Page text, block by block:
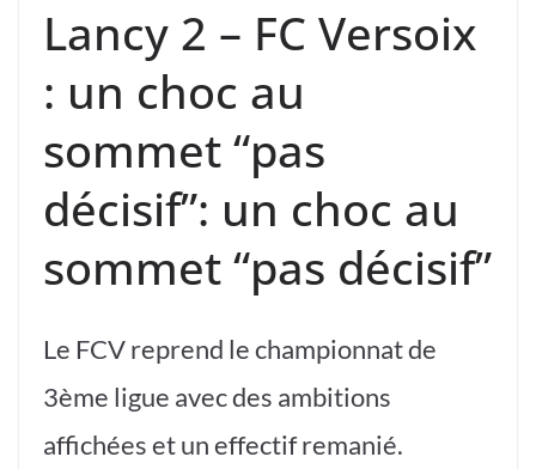
Lancy 2 – FC Versoix
: un choc au
sommet “pas
décisif”: un choc au
sommet “pas décisif”
Le FCV reprend le championnat de
3ème ligue avec des ambitions
affichées et un effectif remanié.